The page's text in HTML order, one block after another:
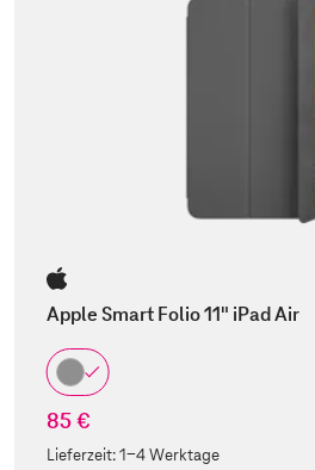
Apple Smart Folio 11" iPad Air
85 €
Lieferzeit:1-4 Werktage